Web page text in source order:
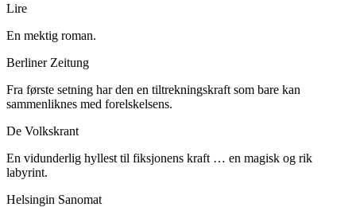
Lire
En mektig roman.
Berliner Zeitung
Fra første setning har den en tiltrekningskraft som bare kan
sammenliknes med forelskelsens.
De Volkskrant
En vidunderlig hyllest til fiksjonens kraft … en magisk og rik
labyrint.
Helsingin Sanomat